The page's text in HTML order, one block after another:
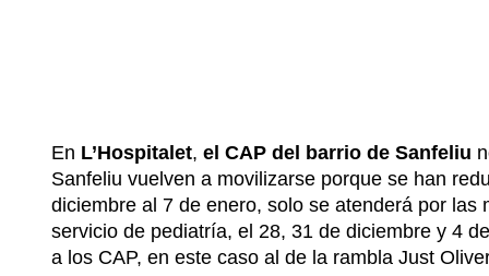
En L’Hospitalet, el CAP del barrio de Sanfeliu
Sanfeliu vuelven a movilizarse porque se han
diciembre al 7 de enero, solo se atenderá por
servicio de pediatría, el 28, 31 de diciembre y 4
a los CAP, en este caso al de la rambla Just